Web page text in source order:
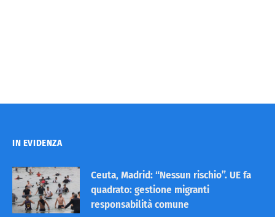
IN EVIDENZA
Ceuta, Madrid: “Nessun rischio”. UE fa
quadrato: gestione migranti
responsabilità comune